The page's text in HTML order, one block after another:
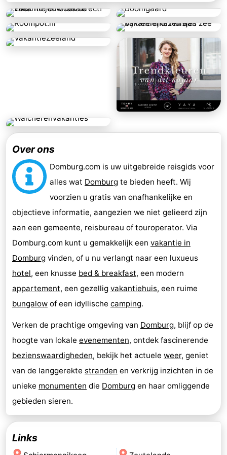
Over ons
Domburg.com is uw uitgebreide reisgids voor
alles wat Domburg te bieden heeft. Wij
voorzien u gratis van onafhankelijke en
objectieve informatie, aangezien we niet gelieerd zijn
aan een gemeente, reisbureau of touroperator. Via
Domburg.com kunt u gemakkelijk een vakantie in
Domburg vinden, of u nu verlangt naar een luxueus
hotel, een knusse bed & breakfast, een modern
appartement, een gezellig vakantiehuis, een ruime
bungalow of een idyllische camping.
Verken de prachtige omgeving van Domburg, blijf op de
hoogte van lokale evenementen, ontdek fascinerende
bezienswaardigheden, bekijk het actuele weer, geniet
van de langgerekte stranden en verkrijg inzichten in de
unieke monumenten die Domburg en haar omliggende
gebieden sieren.
Links